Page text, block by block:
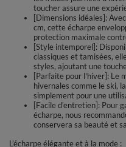
toucher assure une
[Dimensions idéales]:
cm, cette écharpe
protection maximale
[Style intemporel]:
classiques et tamisées,
styles, ajoutant une
[Parfaite pour l'hiver]: Le
hivernales comme le ski,
simplement pour une
[Facile d'entretien]: Pour
écharpe, nous
conservera sa beauté et
L’écharpe élégante et à la mode :